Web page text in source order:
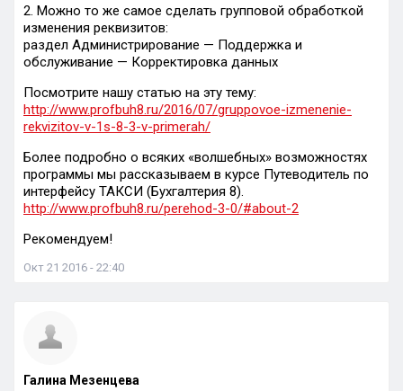
2. Можно то же самое сделать групповой обработкой
изменения реквизитов:
раздел Администрирование — Поддержка и
обслуживание — Корректировка данных
Посмотрите нашу статью на эту тему:
http://www.profbuh8.ru/2016/07/gruppovoe-izmenenie-
rekvizitov-v-1s-8-3-v-primerah/
Более подробно о всяких «волшебных» возможностях
программы мы рассказываем в курсе Путеводитель по
интерфейсу ТАКСИ (Бухгалтерия 8).
http://www.profbuh8.ru/perehod-3-0/#about-2
Рекомендуем!
Окт 21 2016 - 22:40
Галина Мезенцева